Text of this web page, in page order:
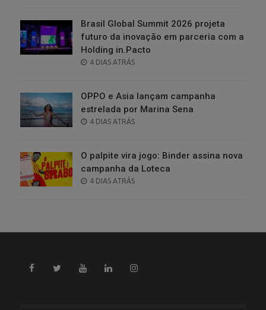
Brasil Global Summit 2026 projeta
futuro da inovação em parceria com a
Holding in.Pacto
POSTED
4 DIAS ATRÁS
OPPO e Asia lançam campanha
estrelada por Marina Sena
POSTED
4 DIAS ATRÁS
O palpite vira jogo: Binder assina nova
campanha da Loteca
POSTED
4 DIAS ATRÁS